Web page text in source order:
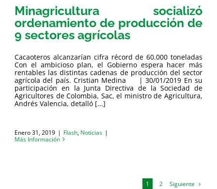
Minagricultura socializó
ordenamiento de producción de
9 sectores agrícolas
Cacaoteros alcanzarían cifra récord de 60.000 toneladas
Con el ambicioso plan, el Gobierno espera hacer más
rentables las distintas cadenas de producción del sector
agrícola del país. Cristian Medina | 30/01/2019 En su
participación en la Junta Directiva de la Sociedad de
Agricultores de Colombia, Sac, el ministro de Agricultura,
Andrés Valencia, detalló [...]
Enero 31, 2019 | Flash, Noticias |
Más Información
1 2 Siguiente